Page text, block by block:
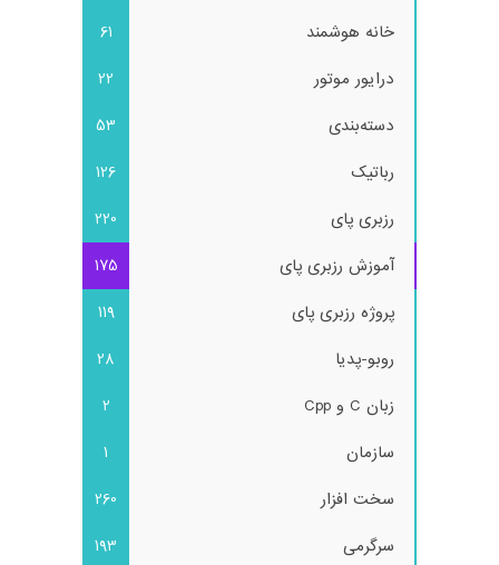
خانه هوشمند
61
درایور موتور
22
دسته‌بندی
53
رباتیک
126
رزبری پای
220
آموزش رزبری پای
175
پروژه رزبری پای
119
روبو-پدیا
28
زبان C و Cpp
2
سازمان
1
سخت افزار
260
سرگرمی
193